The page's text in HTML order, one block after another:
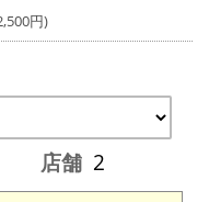
円)
店舗 2